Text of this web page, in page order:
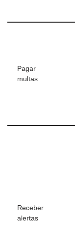
Pagar
multas
Receber
alertas